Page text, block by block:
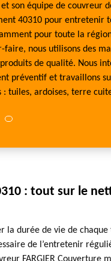
son équipe de couvreur
40310 pour entretenir
pour toute la
faire, nous utilisons des
de qualité. Nous
préventif et travaillons
: tuiles, ardoises, terre
: tout sur le
la durée de vie de
de l’entretenir